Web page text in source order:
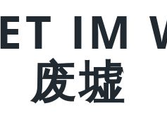
IM
废墟